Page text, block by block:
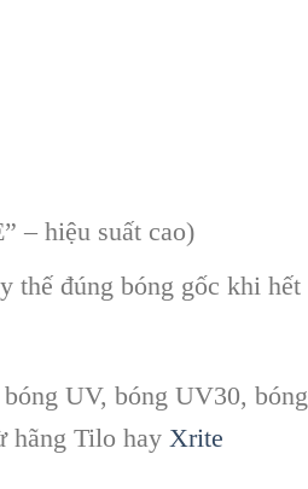
– hiệu suất cao)
thế đúng bóng gốc khi hết
UV, bóng UV30, bóng
hãng Tilo hay Xrite